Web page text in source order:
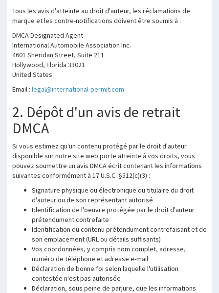
Tous les avis d'atteinte au droit d'auteur, les réclamations de
marque et les contre-notifications doivent être soumis à :
DMCA Designated Agent
International Automobile Association Inc.
4601 Sheridan Street, Suite 211
Hollywood, Florida 33021
United States
Email : legal@international-permit.com
2. Dépôt d'un avis de retrait
DMCA
Si vous estimez qu'un contenu protégé par le droit d'auteur
disponible sur notre site web porte atteinte à vos droits, vous
pouvez soumettre un avis DMCA écrit contenant les informations
suivantes conformément à 17 U.S.C. §512(c)(3) :
Signature physique ou électronique du titulaire du droit
d'auteur ou de son représentant autorisé
Identification de l'oeuvre protégée par le droit d'auteur
prétendument contrefaite
Identification du contenu prétendument contrefaisant et de
son emplacement (URL ou détails suffisants)
Vos coordonnées, y compris nom complet, adresse,
numéro de téléphone et adresse e-mail
Déclaration de bonne foi selon laquelle l'utilisation
contestée n'est pas autorisée
Déclaration, sous peine de parjure, que les informations